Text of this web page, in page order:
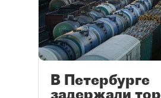
В Петербурге
задержали